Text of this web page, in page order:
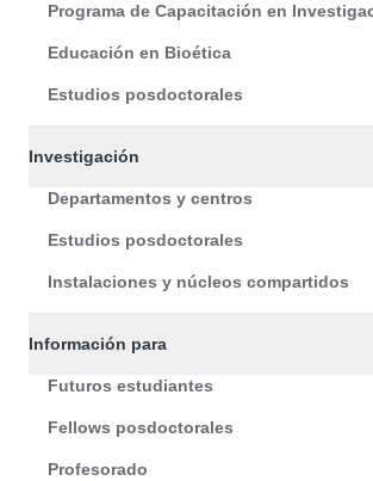
Programa de Capacitación en
Educación en Bioética
Estudios posdoctorales
Investigación
Departamentos y centros
Estudios posdoctorales
Instalaciones y núcleos compartidos
Información para
Futuros estudiantes
Fellows posdoctorales
Profesorado